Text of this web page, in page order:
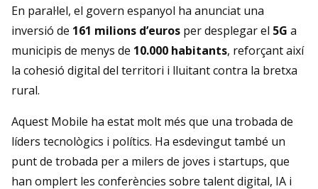
En paral·lel, el govern espanyol ha anunciat una
inversió de 161 milions d’euros per desplegar el 5G a
municipis de menys de 10.000 habitants, reforçant així
la cohesió digital del territori i lluitant contra la bretxa
rural.
Aquest Mobile ha estat molt més que una trobada de
líders tecnològics i polítics. Ha esdevingut també un
punt de trobada per a milers de joves i startups, que
han omplert les conferències sobre talent digital, IA i